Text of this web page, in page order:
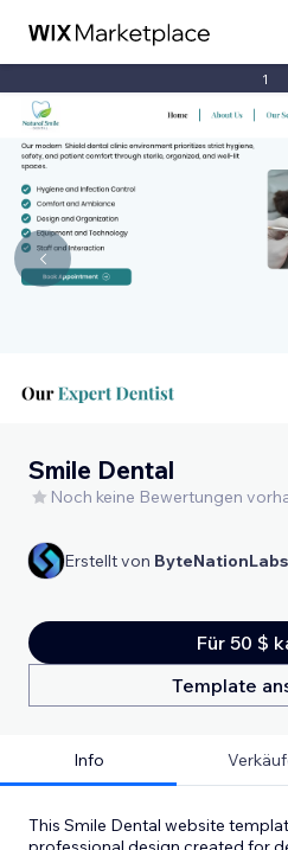
1
Smile Dental
Noch keine Bewertungen
Erstellt von ByteNationLabs
Für 50 $
Template
Info
This Smile Dental website